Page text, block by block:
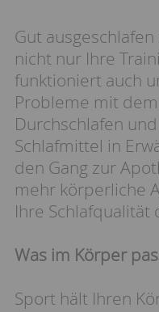
Gut
nicht nur Ihre
funktioniert auch
Probleme mit
Durchschlafen
Schlafmittel in
den Gang zur
mehr körperliche
Ihre Schlafqualität
Was im Körper
Sport hält Ihren